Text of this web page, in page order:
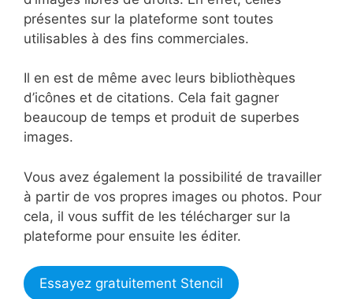
présentes sur la plateforme sont toutes
utilisables à des fins commerciales.
Il en est de même avec leurs bibliothèques
d’icônes et de citations. Cela fait gagner
beaucoup de temps et produit de superbes
images.
Vous avez également la possibilité de travailler
à partir de vos propres images ou photos. Pour
cela, il vous suffit de les télécharger sur la
plateforme pour ensuite les éditer.
Essayez gratuitement Stencil